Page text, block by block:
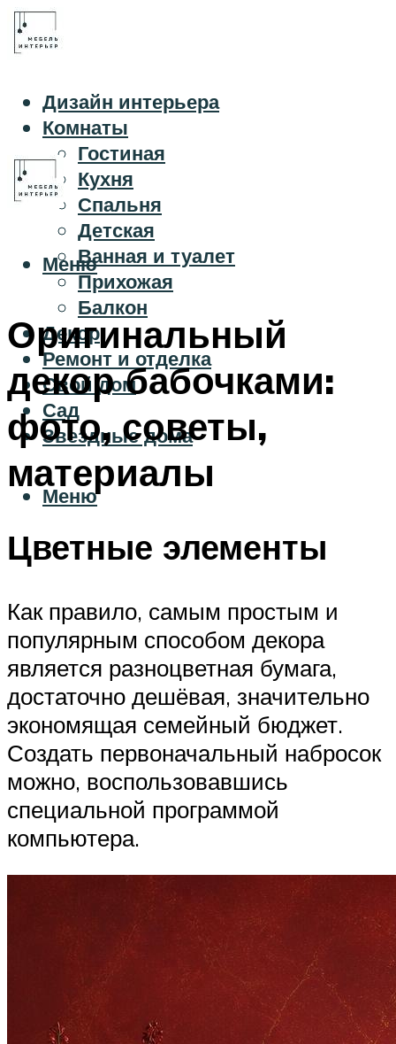
Дизайн интерьера
Комнаты
Гостиная
Кухня
Спальня
Детская
Ванная и туалет
Прихожая
Балкон
Декор
Ремонт и отделка
Свой дом
Сад
Звездные дома
Меню
Меню
Оригинальный
декор бабочками:
фото, советы,
материалы
Цветные элементы
Как правило, самым простым и
популярным способом декора
является разноцветная бумага,
достаточно дешёвая, значительно
экономящая семейный бюджет.
Создать первоначальный набросок
можно, воспользовавшись
специальной программой
компьютера.